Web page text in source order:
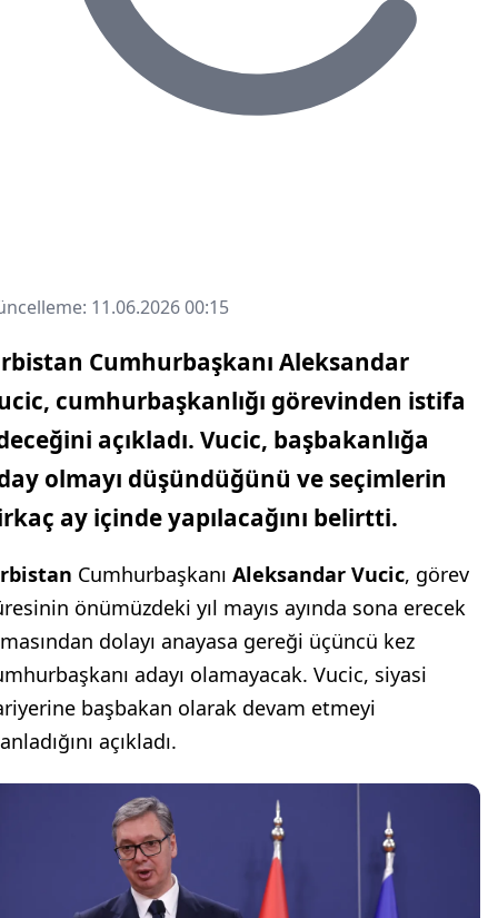
11.06.2026 00:15
Cumhurbaşkanı Aleksandar
, cumhurbaşkanlığı görevinden istifa
açıkladı. Vucic, başbakanlığa
olmayı düşündüğünü ve seçimlerin
ay içinde yapılacağını belirtti.
Cumhurbaşkanı Aleksandar Vucic, görev
önümüzdeki yıl mayıs ayında sona erecek
dolayı anayasa gereği üçüncü kez
adayı olamayacak. Vucic, siyasi
başbakan olarak devam etmeyi
açıkladı.